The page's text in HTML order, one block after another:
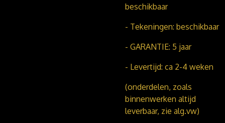
beschikbaar
- Tekeningen: beschikbaar
- GARANTIE: 5 jaar
- Levertijd: ca 2-4 weken
(onderdelen, zoals
binnenwerken altijd
leverbaar, zie alg.vw)